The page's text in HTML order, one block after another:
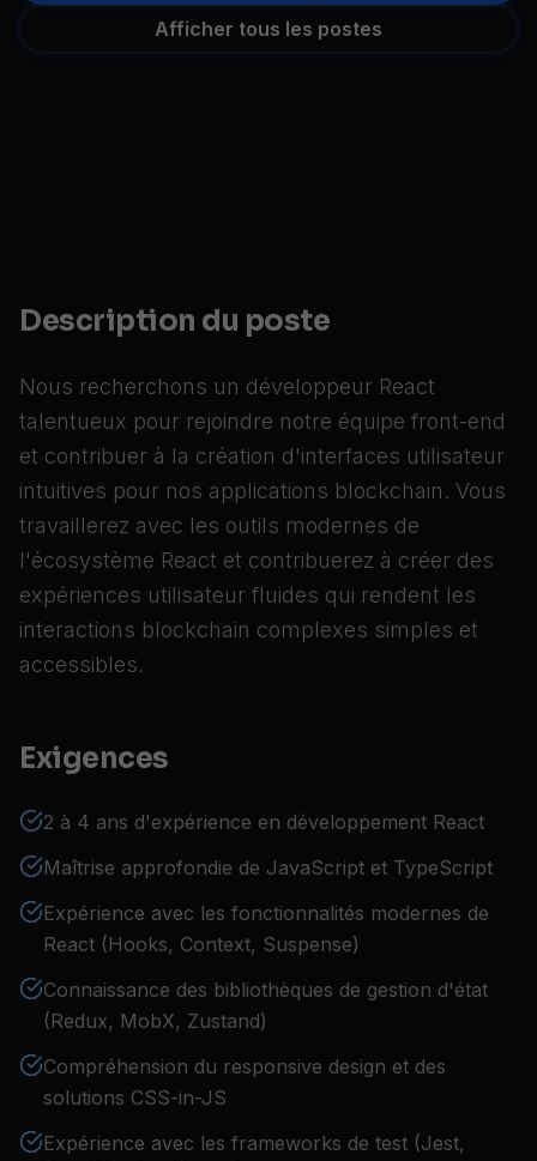
Afficher tous les postes
Description du poste
Nous recherchons un développeur React
talentueux pour rejoindre notre équipe front-end
et contribuer à la création d'interfaces utilisateur
intuitives pour nos applications blockchain. Vous
travaillerez avec les outils modernes de
l'écosystème React et contribuerez à créer des
expériences utilisateur fluides qui rendent les
interactions blockchain complexes simples et
accessibles.
Exigences
2 à 4 ans d'expérience en développement React
Maîtrise approfondie de JavaScript et TypeScript
Expérience avec les fonctionnalités modernes de
React (Hooks, Context, Suspense)
Connaissance des bibliothèques de gestion d'état
(Redux, MobX, Zustand)
Compréhension du responsive design et des
solutions CSS-in-JS
Expérience avec les frameworks de test (Jest,